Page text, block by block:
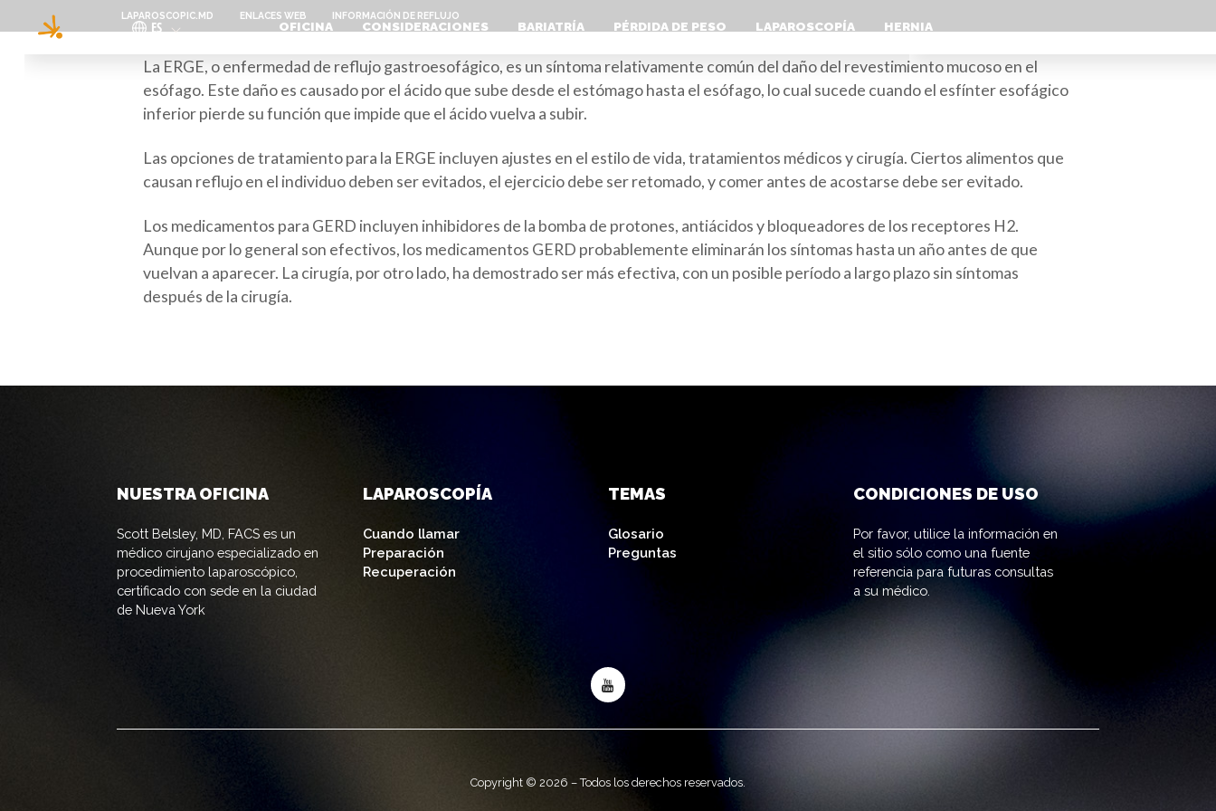
ES OFICINA CONSIDERACIONES BARIATRÍA PÉRDIDA DE PESO LAPAROSCOPÍA HERNIA
LAPAROSCOPIC.MD ENLACES WEB INFORMACIÓN DE REFLUJO
La ERGE, o enfermedad de reflujo gastroesofágico, es un síntoma relativamente común del daño del revestimiento mucoso en el
esófago. Este daño es causado por el ácido que sube desde el estómago hasta el esófago, lo cual sucede cuando el esfínter esofágico
inferior pierde su función que impide que el ácido vuelva a subir.
Las opciones de tratamiento para la ERGE incluyen ajustes en el estilo de vida, tratamientos médicos y cirugía. Ciertos alimentos que
causan reflujo en el individuo deben ser evitados, el ejercicio debe ser retomado, y comer antes de acostarse debe ser evitado.
Los medicamentos para GERD incluyen inhibidores de la bomba de protones, antiácidos y bloqueadores de los receptores H2.
Aunque por lo general son efectivos, los medicamentos GERD probablemente eliminarán los síntomas hasta un año antes de que
vuelvan a aparecer. La cirugía, por otro lado, ha demostrado ser más efectiva, con un posible período a largo plazo sin síntomas
después de la cirugía.
NUESTRA OFICINA
Scott Belsley, MD, FACS es un
médico cirujano especializado en
procedimiento laparoscópico,
certificado con sede en la ciudad
de Nueva York
LAPAROSCOPÍA
Cuando llamar
Preparación
Recuperación
TEMAS
Glosario
Preguntas
CONDICIONES DE USO
Por favor, utilice la información en
el sitio sólo como una fuente
referencia para futuras consultas
a su médico.
Copyright © 2026 – Todos los derechos reservados.